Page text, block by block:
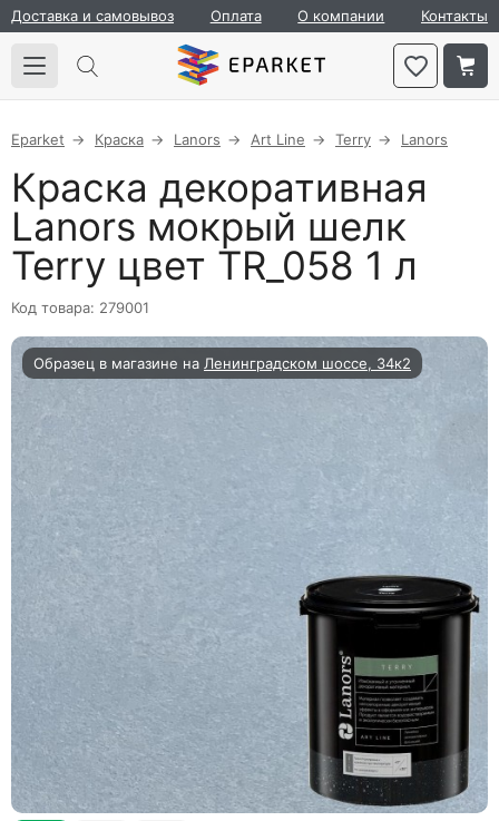
Доставка и самовывоз Оплата О компании Контакты
Eparket Краска Lanors Art Line Terry Lanors
Краска декоративная
Lanors мокрый шелк
Terry цвет TR_058 1 л
Код товара: 279001
Образец в магазине на Ленинградском шоссе, 34к2